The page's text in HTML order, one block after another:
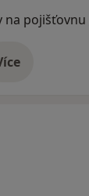
na pojišťovnu
o adrese